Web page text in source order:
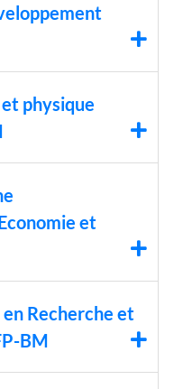
physique
et
Recherche et
BM